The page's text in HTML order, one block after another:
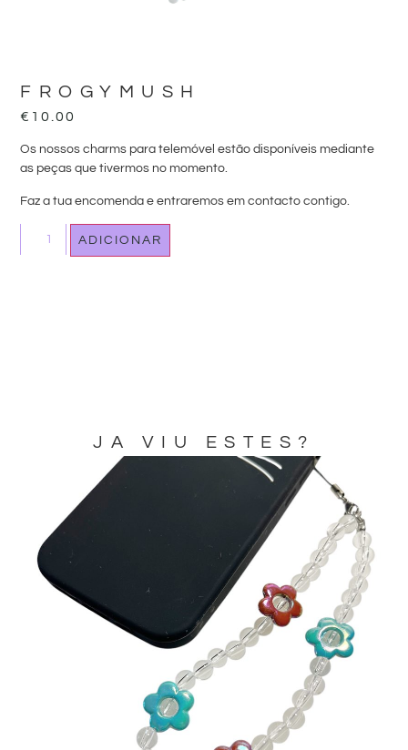
FROGYMUSH
€ 10.00
Os nossos charms para telemóvel estão disponíveis mediante
as peças que tivermos no momento.
Faz a tua encomenda e entraremos em contacto contigo.
ADICIONAR
JA VIU ESTES?